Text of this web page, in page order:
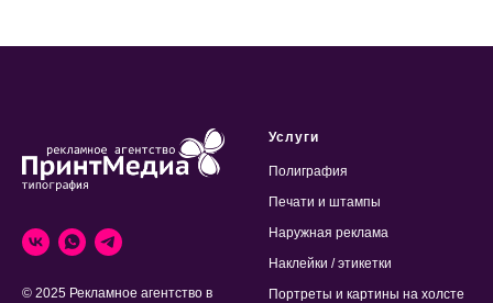
© 2025 Рекламное агентство в
Услуги
Полиграфия
Печати и штампы
Наружная реклама
Наклейки / этикетки
Портреты и картины на холсте